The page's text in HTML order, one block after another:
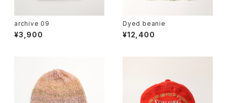
archive 09
¥3,900
Dyed beanie
¥12,400